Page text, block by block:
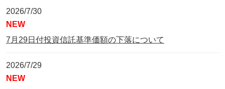
2026/7/30
NEW
7月29日付投資信託基準価額の下落について
2026/7/29
NEW